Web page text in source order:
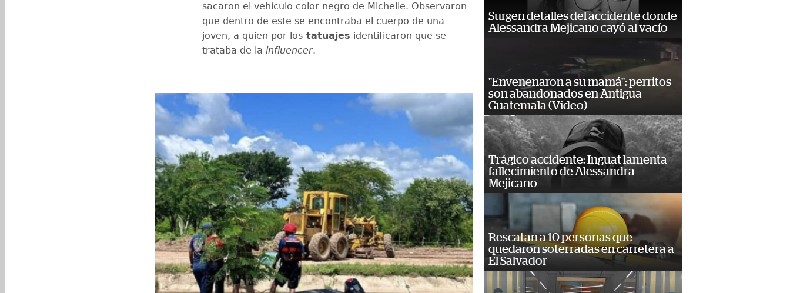
sacaron el vehículo color negro de Michelle. Observaron
que dentro de este se encontraba el cuerpo de una
joven, a quien por los tatuajes identificaron que se
trataba de la influencer.
Surgen detalles del accidente donde
Alessandra Mejicano cayó al vacío
"Envenenaron a su mamá": perritos
son abandonados en Antigua
Guatemala (Video)
Trágico accidente: Inguat lamenta
fallecimiento de Alessandra
Mejicano
Rescatan a 10 personas que
quedaron soterradas en carretera a
El Salvador